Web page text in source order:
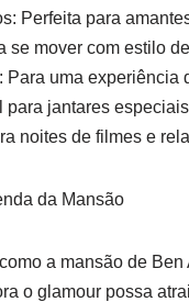
Perfeita para
se mover com estilo
uma experiência
para jantares
noites de filmes e
da Mansão
a mansão de
o glamour possa